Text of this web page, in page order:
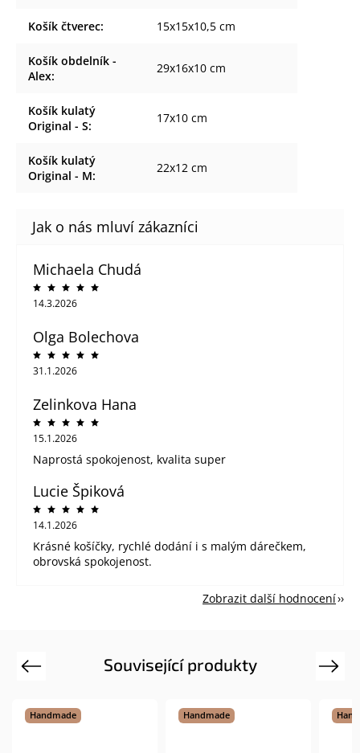
Košík čtverec: 15x15x10,5 cm
Košík obdelník -
Alex:
29x16x10 cm
Košík kulatý
Original - S:
17x10 cm
Košík kulatý
Original - M:
22x12 cm
Michaela Chudá
14.3.2026
Olga Bolechova
31.1.2026
Zelinkova Hana
15.1.2026
Naprostá spokojenost, kvalita super
Lucie Špiková
14.1.2026
Krásné košíčky, rychlé dodání i s malým dárečkem,
obrovská spokojenost.
Zobrazit další hodnocení
Související produkty
Previous
Handmade Handmade
Next